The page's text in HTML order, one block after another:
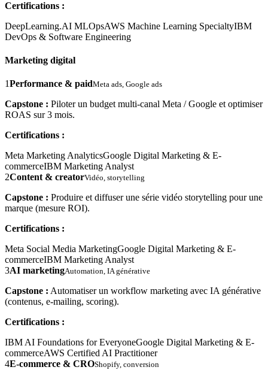
Certifications :
DeepLearning.AI MLOpsAWS Machine Learning SpecialtyIBM
DevOps & Software Engineering
Marketing digital
1Performance & paidMeta ads, Google ads
Capstone : Piloter un budget multi-canal Meta / Google et optimiser
ROAS sur 3 mois.
Certifications :
Meta Marketing AnalyticsGoogle Digital Marketing & E-
commerceIBM Marketing Analyst
2Content & creatorVidéo, storytelling
Capstone : Produire et diffuser une série vidéo storytelling pour une
marque (mesure ROI).
Certifications :
Meta Social Media MarketingGoogle Digital Marketing & E-
commerceIBM Marketing Analyst
3AI marketingAutomation, IA générative
Capstone : Automatiser un workflow marketing avec IA générative
(contenus, e-mailing, scoring).
Certifications :
IBM AI Foundations for EveryoneGoogle Digital Marketing & E-
commerceAWS Certified AI Practitioner
4E-commerce & CROShopify, conversion